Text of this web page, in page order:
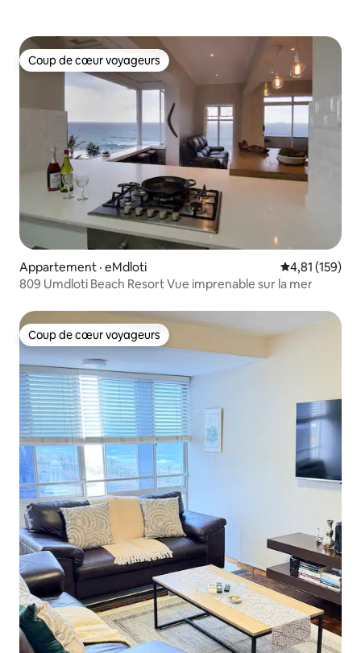
Coup de cœur voyageurs
Coup de cœur voyageurs
Appartement · eMdloti Note
4,81 (159)
809 Umdloti Beach Resort Vue imprenable sur la mer
Coup de cœur voyageurs
Coup de cœur voyageurs